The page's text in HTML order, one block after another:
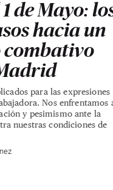
de Mayo:
hacia un
combativo
para las expresiones
Nos enfrentamos
y pesimismo ante la
nuestras condiciones de